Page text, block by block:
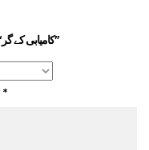
BE THE FIRST TO REVIEW “کامیابی کے گر”
*